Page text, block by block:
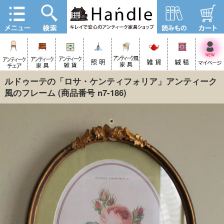
ルドゥーテの「ロサ・ケンティフォリア」アンティーク
風のフレーム(商品番号 n7-186)